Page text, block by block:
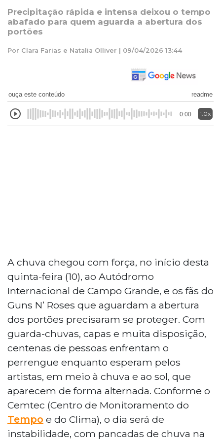
Precipitação rápida e intensa deixou o tempo
abafado para quem aguarda a abertura dos
portões
Por Clara Farias e Natalia Olliver | 09/04/2026 13:44
ouça este conteúdo readme
0:00 1.0x
A chuva chegou com força, no início desta
quinta-feira (10), ao Autódromo
Internacional de Campo Grande, e os fãs do
Guns N’ Roses que aguardam a abertura
dos portões precisaram se proteger. Com
guarda-chuvas, capas e muita disposição,
centenas de pessoas enfrentam o
perrengue enquanto esperam pelos
artistas, em meio à chuva e ao sol, que
aparecem de forma alternada. Conforme o
Cemtec (Centro de Monitoramento do
Tempo e do Clima), o dia será de
instabilidade, com pancadas de chuva na